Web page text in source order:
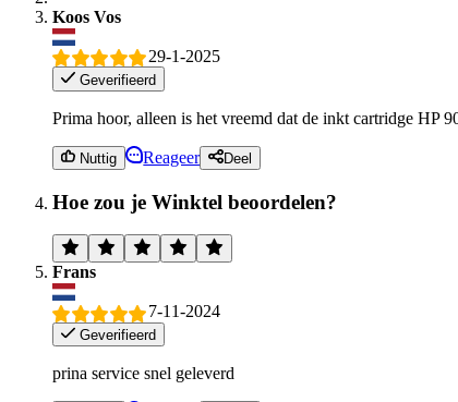
Koos Vos
29-1-2025
Geverifieerd
Prima hoor, alleen is het vreemd dat de inkt cartridge HP
Nuttig Reageer Deel
Hoe zou je Winktel beoordelen?
Frans
7-11-2024
Geverifieerd
prina service snel geleverd